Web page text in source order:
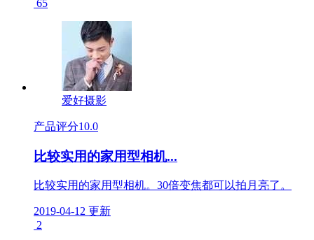
65
爱好摄影
产品评分10.0
比较实用的家用型相机...
比较实用的家用型相机。30倍变焦都可以拍月亮了。
2019-04-12 更新
2